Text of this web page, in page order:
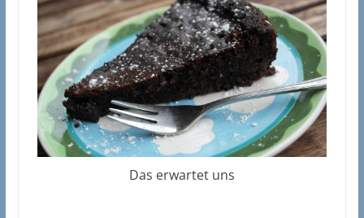
Das erwartet uns